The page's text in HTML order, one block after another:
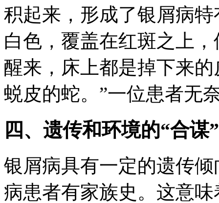
积起来，形成了银屑病
白色，覆盖在红斑之上
醒来，床上都是掉下来
蜕皮的蛇。”一位患者无
四、遗传和环境的“合谋”
银屑病具有一定的遗传
病患者有家族史。这意